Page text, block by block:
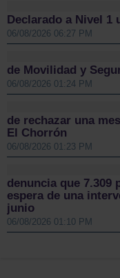
Declarado a Nivel 1
06/08/2026 06:27 PM
de Movilidad y
06/08/2026 01:24 PM
de rechazar una
El Chorrón
06/08/2026 01:23 PM
denuncia que 7.309
espera de una
junio
06/08/2026 01:10 PM